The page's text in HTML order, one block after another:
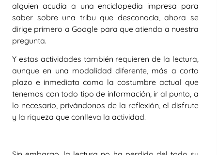
alguien acudía a una enciclopedia impresa para
saber sobre una tribu que desconocía, ahora se
dirige primero a Google para que atienda a nuestra
pregunta.
Y estas actividades también requieren de la lectura,
aunque en una modalidad diferente, más a corto
plazo e inmediata como la costumbre actual que
tenemos con todo tipo de información, ir al punto, a
lo necesario, privándonos de la reflexión, el disfrute
y la riqueza que conlleva la actividad.